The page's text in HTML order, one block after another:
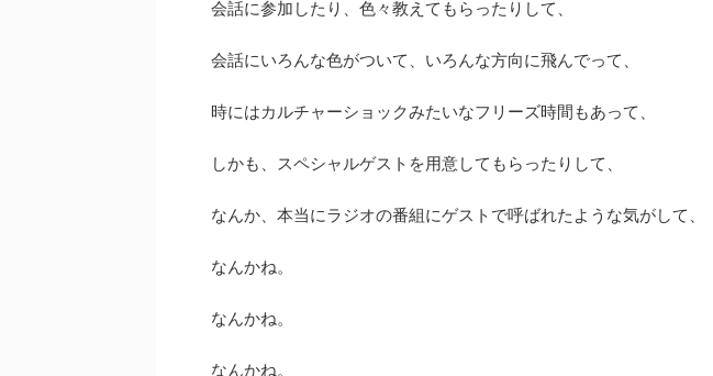
会話に参加したり、色々教えてもらったりして、
会話にいろんな色がついて、いろんな方向に飛んでって、
時にはカルチャーショックみたいなフリーズ時間もあって、
しかも、スペシャルゲストを用意してもらったりして、
なんか、本当にラジオの番組にゲストで呼ばれたような気がして、
なんかね。
なんかね。
なんかね。